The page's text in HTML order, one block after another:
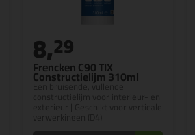
Frencken C90 TIX
Constructielijm 310ml
Een bruisende, vullende
8,29